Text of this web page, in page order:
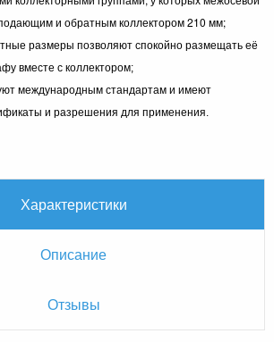
и обратным коллектором 210 мм;
размеры позволяют спокойно размещать её
вместе с коллектором;
международным стандартам и имеют
и разрешения для применения.
Характеристики
Описание
Отзывы